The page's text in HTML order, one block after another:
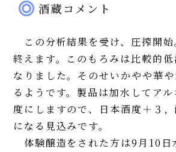
酒蔵コメント
この分析結果を受け、圧搾開始
終えます。このもろみは比較的
なりました。そのせいかやや華
るようです。製品は加水してア
度にしますので、日本酒度＋３
になる見込みです。
体験醸造をされた方は9月10日